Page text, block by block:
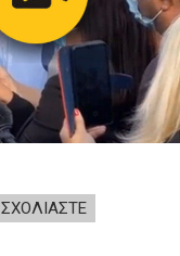
ΣΧΟΛΙΑΣΤΕ